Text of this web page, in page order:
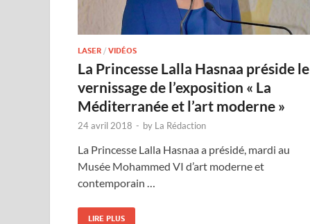
LASER / VIDÉOS
La Princesse Lalla Hasnaa préside le
vernissage de l’exposition « La
Méditerranée et l’art moderne »
24 avril 2018 - by La Rédaction
La Princesse Lalla Hasnaa a présidé, mardi au
Musée Mohammed VI d’art moderne et
contemporain …
LIRE PLUS